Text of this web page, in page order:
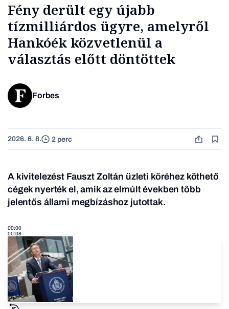
Fény derült egy újabb
tízmilliárdos ügyre, amelyről
Hankóék közvetlenül a
választás előtt döntöttek
Forbes
2026. 6. 8. 2 perc
A kivitelezést Fauszt Zoltán üzleti köréhez köthető
cégek nyerték el, amik az elmúlt években több
jelentős állami megbízáshoz jutottak.
00:00
00:08